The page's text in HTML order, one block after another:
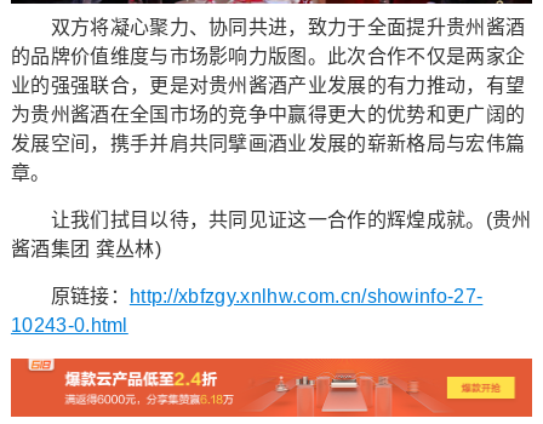
双方将凝心聚力、协同共进，致力于全面提升贵州酱酒
的品牌价值维度与市场影响力版图。此次合作不仅是两家企
业的强强联合，更是对贵州酱酒产业发展的有力推动，有望
为贵州酱酒在全国市场的竞争中赢得更大的优势和更广阔的
发展空间，携手并肩共同擘画酒业发展的崭新格局与宏伟篇
章。
让我们拭目以待，共同见证这一合作的辉煌成就。(贵州
酱酒集团 龚丛林)
原链接：
http://xbfzgy.xnlhw.com.cn/showinfo-27-
10243-0.html